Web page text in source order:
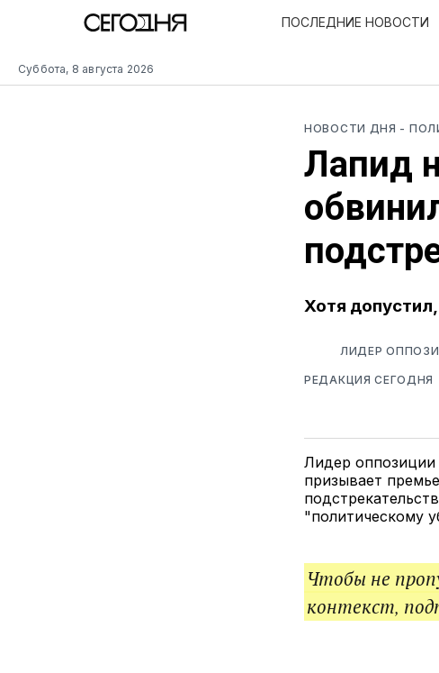
Суббота, 8 августа 2026
ПОСЛЕДНИЕ НОВОСТИ
НОВОСТИ ДНЯ -
Лапид
Хотя
ЛИДЕР
РЕДАКЦИЯ СЕГОДНЯ
Лидер оппозиции
призывает
"политическому
Чтобы не
контекст,